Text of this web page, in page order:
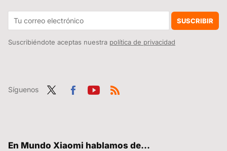
Google ha matado al Chromecast sin previo aviso y muchos de ellos han dejado de funcionar. Por suerte, Xiaomi tiene la solución a tus problemas
SUSCRIBIR
Suscribiéndote aceptas nuestra política de privacidad
Síguenos
En Mundo Xiaomi hablamos de...